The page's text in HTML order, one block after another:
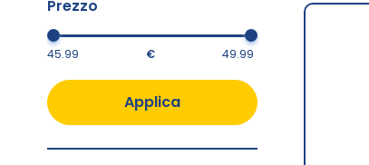
Prezzo
€
Applica